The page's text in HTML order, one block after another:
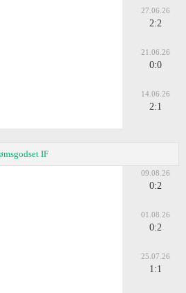
27.06.26
2:2
21.06.26
0:0
14.06.26
2:1
IF
09.08.26
0:2
01.08.26
0:2
25.07.26
1:1